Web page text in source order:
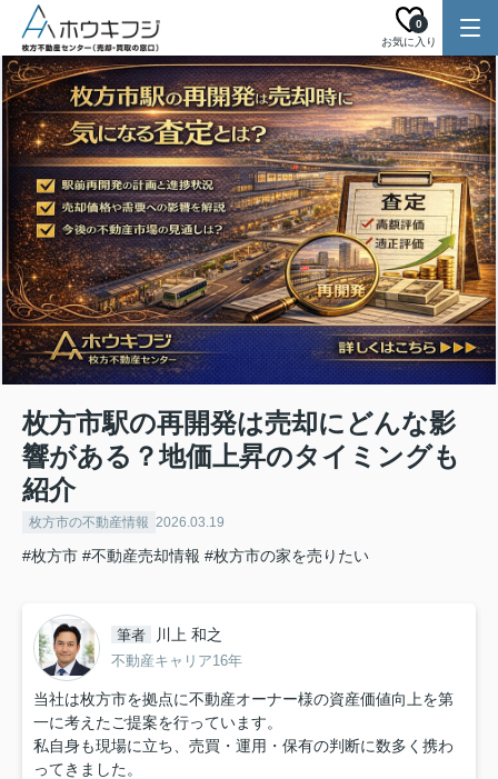
お気に入り
0
枚方市駅の再開発は売却にどんな影
響がある？地価上昇のタイミングも
紹介
枚方市の不動産情報 2026.03.19
#枚方市 #不動産売却情報 #枚方市の家を売りたい
筆者 川上 和之
不動産キャリア16年
当社は枚方市を拠点に不動産オーナー様の資産価値向上を第
一に考えたご提案を行っています。
私自身も現場に立ち、売買・運用・保有の判断に数多く携わ
ってきました。